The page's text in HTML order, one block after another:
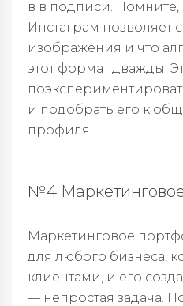
в в подписи. Помните,
Инстаграм позволяет
изображения и что
этот формат дважды.
и подобрать его к
профиля.
№4
Маркетинговое
для любого бизнеса,
клиентами, и его
— непростая задача.